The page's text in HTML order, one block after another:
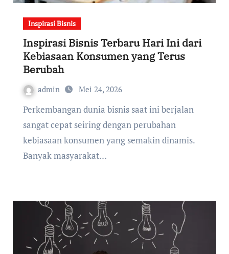
Inspirasi Bisnis
Inspirasi Bisnis Terbaru Hari Ini dari
Kebiasaan Konsumen yang Terus
Berubah
admin Mei 24, 2026
Perkembangan dunia bisnis saat ini berjalan
sangat cepat seiring dengan perubahan
kebiasaan konsumen yang semakin dinamis.
Banyak masyarakat…